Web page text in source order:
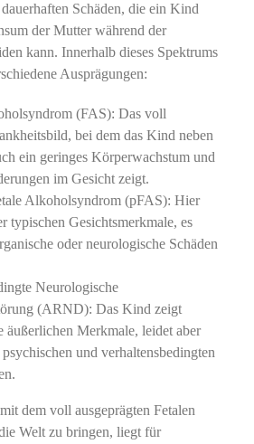
Schäden, die ein Kind
der Mutter während der
kann. Innerhalb dieses Spektrums
Ausprägungen:
(FAS): Das voll
bei dem das Kind neben
ein geringes Körperwachstum und
im Gesicht zeigt.
Alkoholsyndrom (pFAS): Hier
typischen Gesichtsmerkmale, es
oder neurologische Schäden
Neurologische
(ARND): Das Kind zeigt
äußerlichen Merkmale, leidet aber
und verhaltensbedingten
dem voll ausgeprägten Fetalen
Welt zu bringen, liegt für